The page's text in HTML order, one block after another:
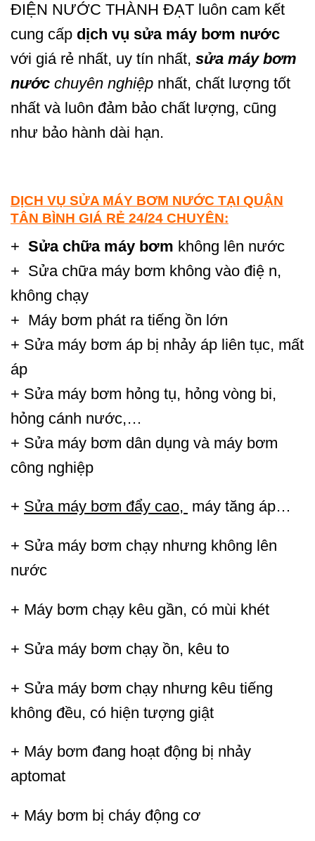
ĐIỆN NƯỚC THÀNH ĐẠT luôn cam kết
cung cấp dịch vụ sửa máy bơm nước
với giá rẻ nhất, uy tín nhất, sửa máy bơm
nước chuyên nghiệp nhất, chất lượng tốt
nhất và luôn đảm bảo chất lượng, cũng
như bảo hành dài hạn.
DỊCH VỤ SỬA MÁY BƠM NƯỚC TẠI QUẬN
TÂN BÌNH GIÁ RẺ 24/24 CHUYÊN:
+ Sửa chữa máy bơm không lên nước
+ Sửa chữa máy bơm không vào điệ n,
không chạy
+ Máy bơm phát ra tiếng ồn lớn
+ Sửa máy bơm áp bị nhảy áp liên tục, mất
áp
+ Sửa máy bơm hỏng tụ, hỏng vòng bi,
hỏng cánh nước,…
+ Sửa máy bơm dân dụng và máy bơm
công nghiệp
+ Sửa máy bơm đẩy cao, máy tăng áp…
+ Sửa máy bơm chạy nhưng không lên
nước
+ Máy bơm chạy kêu gần, có mùi khét
+ Sửa máy bơm chạy ồn, kêu to
+ Sửa máy bơm chạy nhưng kêu tiếng
không đều, có hiện tượng giật
+ Máy bơm đang hoạt động bị nhảy
aptomat
+ Máy bơm bị cháy động cơ